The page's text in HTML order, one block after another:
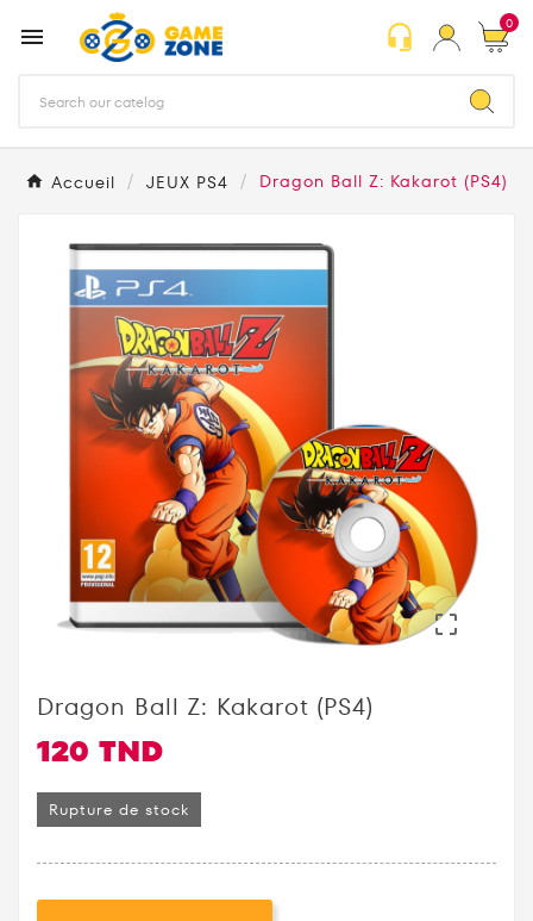
 headset_mic 0
Accueil JEUX PS4 Dragon Ball Z: Kakarot (PS4)

Dragon Ball Z: Kakarot (PS4)
120 TND
Rupture de stock